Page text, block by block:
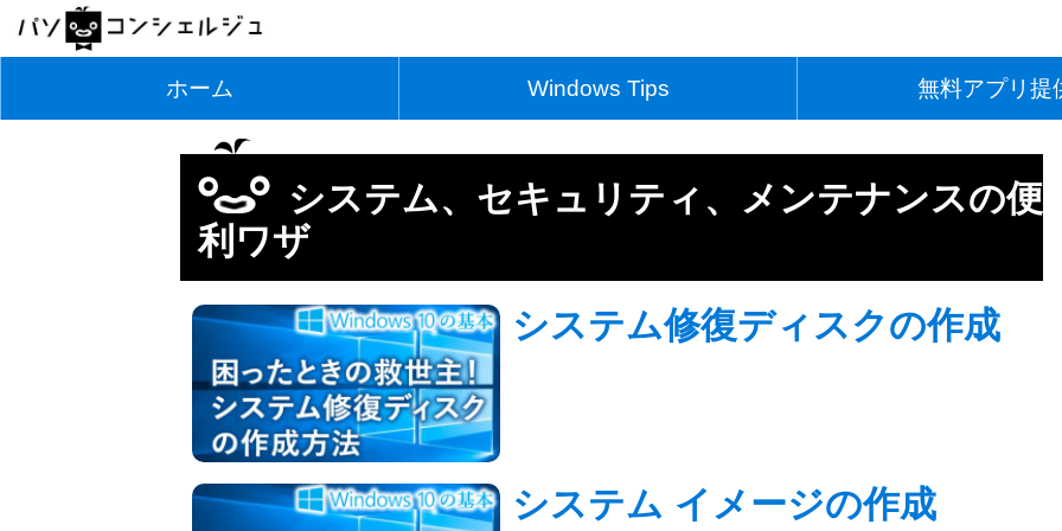
ホーム Windows Tips 無料アプリ提
システム、セキュリティ、メンテナンスの便
利ワザ
システム修復ディスクの作成
システム イメージの作成